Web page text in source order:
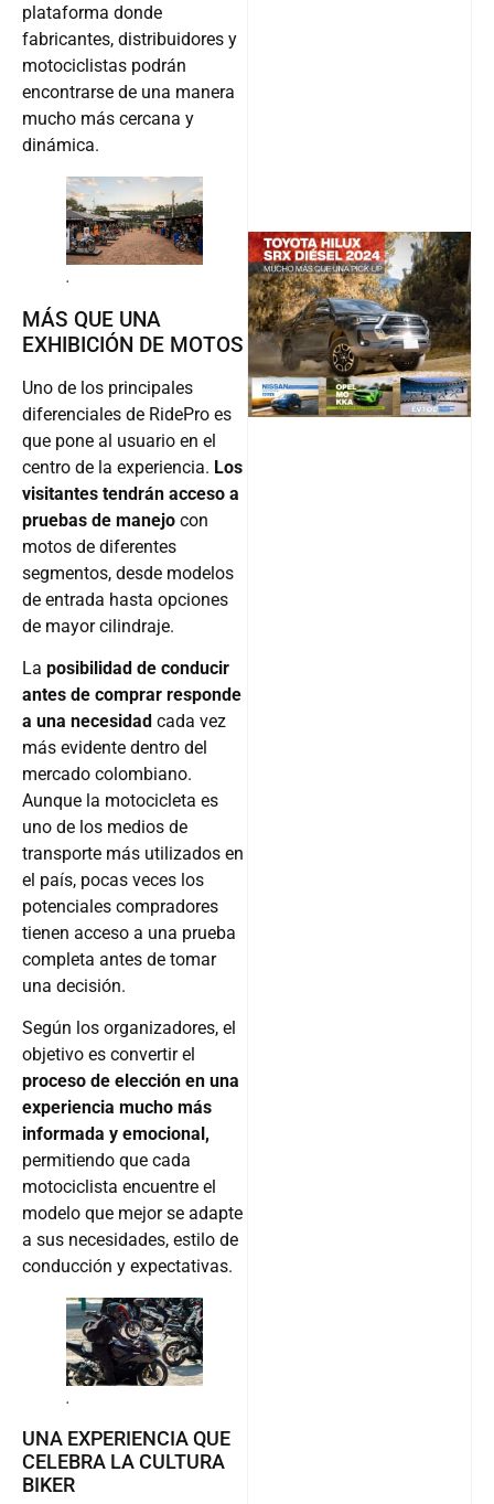
plataforma donde
fabricantes, distribuidores y
motociclistas podrán
encontrarse de una manera
mucho más cercana y
dinámica.
.
MÁS QUE UNA
EXHIBICIÓN DE MOTOS
Uno de los principales
diferenciales de RidePro es
que pone al usuario en el
centro de la experiencia. Los
visitantes tendrán acceso a
pruebas de manejo con
motos de diferentes
segmentos, desde modelos
de entrada hasta opciones
de mayor cilindraje.
La posibilidad de conducir
antes de comprar responde
a una necesidad cada vez
más evidente dentro del
mercado colombiano.
Aunque la motocicleta es
uno de los medios de
transporte más utilizados en
el país, pocas veces los
potenciales compradores
tienen acceso a una prueba
completa antes de tomar
una decisión.
Según los organizadores, el
objetivo es convertir el
proceso de elección en una
experiencia mucho más
informada y emocional,
permitiendo que cada
motociclista encuentre el
modelo que mejor se adapte
a sus necesidades, estilo de
conducción y expectativas.
.
UNA EXPERIENCIA QUE
CELEBRA LA CULTURA
BIKER
Follow